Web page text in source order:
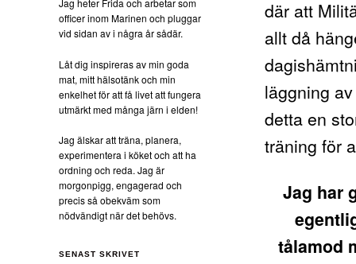
där att
allt då
läggning
detta en
träning för
Jag har
tålamod
Jag heter Frida och arbetar som
officer inom Marinen och pluggar
vid sidan av i några år sådär.
Låt dig inspireras av min goda
mat, mitt hälsotänk och min
enkelhet för att få livet att fungera
utmärkt med många järn i elden!
Jag älskar att träna, planera,
experimentera i köket och att ha
ordning och reda. Jag är
morgonpigg, engagerad och
precis så obekväm som
nödvändigt när det behövs.
SENAST SKRIVET